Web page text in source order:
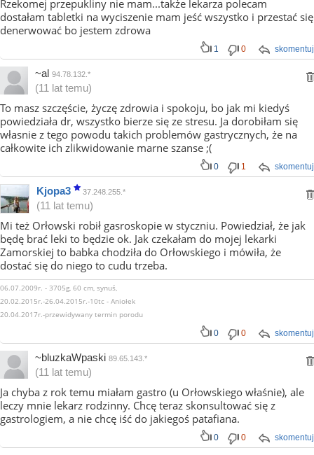
Rzekomej przepukliny nie mam...także lekarza polecam
dostałam tabletki na wyciszenie mam jeść wszystko i przestać się
denerwować bo jestem zdrowa
skomentuj
1 0
~al 94.78.132.*
(11 lat temu)
To masz szczęście, życzę zdrowia i spokoju, bo jak mi kiedyś
powiedziała dr, wszystko bierze się ze stresu. Ja dorobiłam się
własnie z tego powodu takich problemów gastrycznych, że na
całkowite ich zlikwidowanie marne szanse ;(
skomentuj
0 1
Kjopa3 37.248.255.*
(11 lat temu)
Mi też Orłowski robił gasroskopie w styczniu. Powiedział, że jak
będę brać leki to będzie ok. Jak czekałam do mojej lekarki
Zamorskiej to babka chodziła do Orłowskiego i mówiła, że
dostać się do niego to cudu trzeba.
06.07.2009r. - 3705g, 60 cm, synuś,
20.02.2015r.-26.04.2015r.-10tc - Aniołek
20.04.2017r.-przewidywany termin porodu
skomentuj
0 0
~bluzkaWpaski 89.65.143.*
(11 lat temu)
Ja chyba z rok temu miałam gastro (u Orłowskiego właśnie), ale
leczy mnie lekarz rodzinny. Chcę teraz skonsultować się z
gastrologiem, a nie chcę iść do jakiegoś patafiana.
skomentuj
0 0